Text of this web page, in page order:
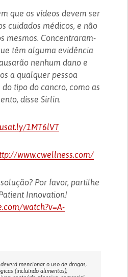
que os vídeos devem ser
cuidados médicos, e não
mesmos. Concentraram-
têm alguma evidência
nenhum dano e
a qualquer pessoa
tipo do cancro, como as
disse Sirlin.
1MT6lVT
www.cwellness.com/
Por favor, partilhe
Innovation!
watch?v=A-
mencionar o uso de drogas,
(incluíndo alimentos);